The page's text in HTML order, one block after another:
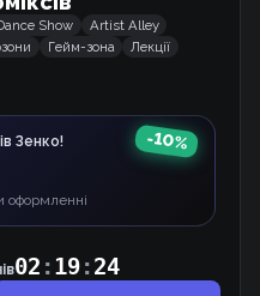
Show
Artist Alley
Гейм-зона
Лекції
Зенко!
оформленні
-10%
02 :19:24